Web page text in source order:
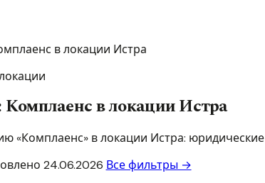
в локации Истра
в локации Истра
«Комплаенс» в локации Истра:
24.06.2026 Все фильтры →